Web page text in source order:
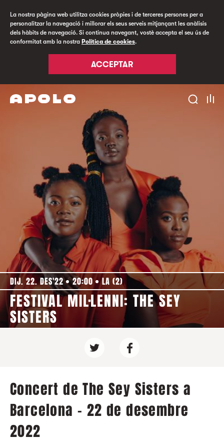
La nostra pàgina web utilitza cookies pròpies i de terceres persones per a
personalitzar la navegació i millorar els seus serveis mitjançant les anàlisis
dels hàbits de navegació. Si continua navegant, vostè accepta el seu ús de
conformitat amb la nostra Política de cookies.
ACCEPTAR
DIJ. 22. DES'22 20:00 LA (2)
FESTIVAL MIL·LENNI: THE SEY
SISTERS
Concert de The Sey Sisters a
Barcelona - 22 de desembre
2022